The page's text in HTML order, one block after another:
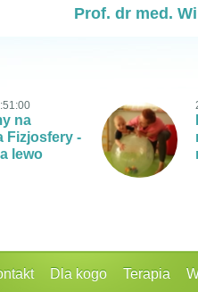
Prof. dr med.
na
Fizjosfery -
lewo
Dla kogo Terapia